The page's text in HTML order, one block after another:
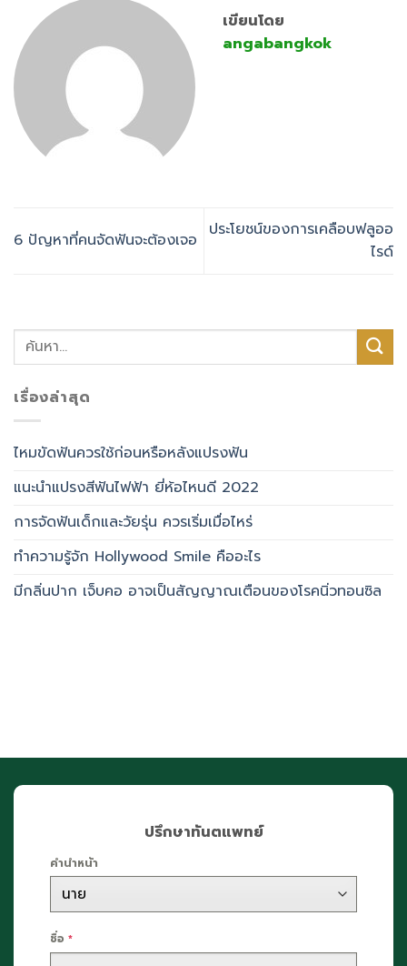
เขียนโดย
angabangkok
6 ปัญหาที่คนจัดฟันจะต้องเจอ
ประโยชน์ของการเคลือบฟลูออ
ไรด์
เรื่องล่าสุด
ไหมขัดฟันควรใช้ก่อนหรือหลังแปรงฟัน
แนะนำแปรงสีฟันไฟฟ้า ยี่ห้อไหนดี 2022
การจัดฟันเด็กและวัยรุ่น ควรเริ่มเมื่อไหร่
ทำความรู้จัก Hollywood Smile คืออะไร
มีกลิ่นปาก เจ็บคอ อาจเป็นสัญญาณเตือนของโรคนิ่วทอนซิล
ปรึกษาทันตแพทย์
คำนำหน้า
ชื่อ *